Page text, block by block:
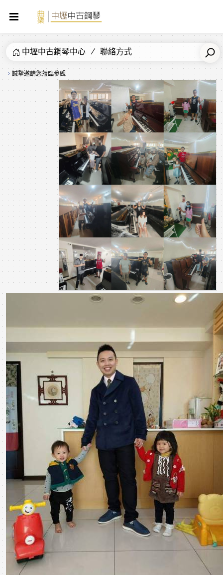
中壢中古鋼琴中心 聯絡方式
誠摯邀請您蒞臨參觀